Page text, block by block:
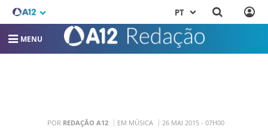
PT
MENU
POR REDAÇÃO A12 EM MÚSICA 26 MAI 2015 - 07H00